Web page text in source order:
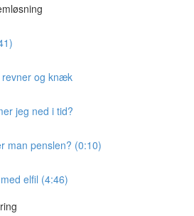
og knæk
jeg ned i tid?
man penslen? (0:10)
elfil (4:46)